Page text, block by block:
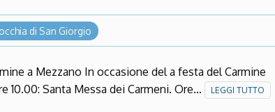
di San Giorgio
a Mezzano In occasione del a festa del Carmine
10.00: Santa Messa dei Carmeni. Ore…
LEGGI TUTTO